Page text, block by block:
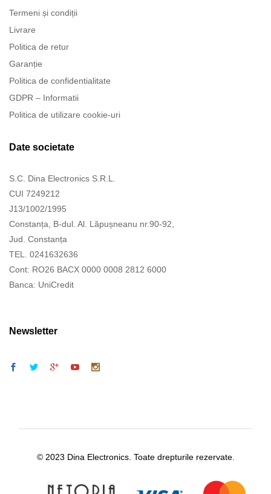
Termeni și condiții
Livrare
Politica de retur
Garanție
Politica de confidentialitate
GDPR – Informatii
Politica de utilizare cookie-uri
Date societate
S.C. Dina Electronics S.R.L.
CUI 7249212
J13/1002/1995
Constanța, B-dul. Al. Lăpușneanu nr.90-92,
Jud. Constanța
TEL. 0241632636
Cont: RO26 BACX 0000 0008 2812 6000
Banca: UniCredit
Newsletter
© 2023 Dina Electronics. Toate drepturile rezervate.